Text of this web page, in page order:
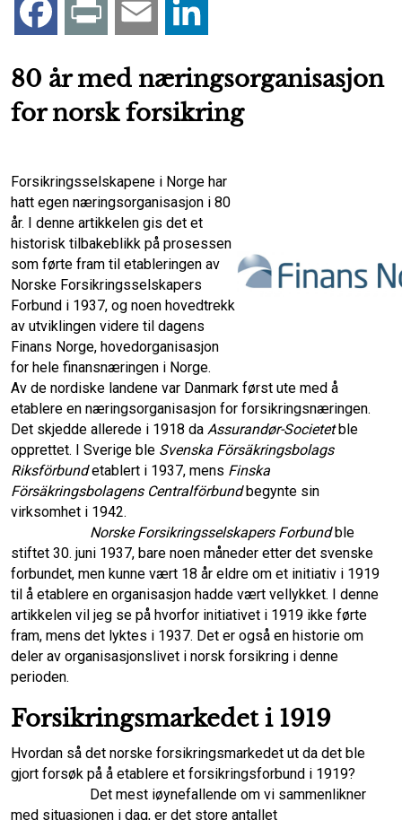
b
o
o
k
i
t l
n
e
I
n
80 år med næringsorganisasjon
for norsk forsikring
Forsikringsselskapene i Norge har
hatt egen næringsorganisasjon i 80
år. I denne artikkelen gis det et
historisk tilbakeblikk på prosessen
som førte fram til etableringen av
Norske Forsikringsselskapers
Forbund i 1937, og noen hovedtrekk
av utviklingen videre til dagens
Finans Norge, hovedorganisasjon
for hele finansnæringen i Norge.
Av de nordiske landene var Danmark først ute med å
etablere en næringsorganisasjon for forsikringsnæringen.
Det skjedde allerede i 1918 da Assurandør-Societetble
opprettet. I Sverige ble Svenska Försäkringsbolags
Riksförbundetablert i 1937, mens Finska
Försäkringsbolagens Centralförbundbegynte sin
virksomhet i 1942.
Norske Forsikringsselskapers Forbundble
stiftet 30. juni 1937, bare noen måneder etter det svenske
forbundet, men kunne vært 18 år eldre om et initiativ i 1919
til å etablere en organisasjon hadde vært vellykket. I denne
artikkelen vil jeg se på hvorfor initiativet i 1919 ikke førte
fram, mens det lyktes i 1937. Det er også en historie om
deler av organisasjonslivet i norsk forsikring i denne
perioden.
Forsikringsmarkedet i 1919
Hvordan så det norske forsikringsmarkedet ut da det ble
gjort forsøk på å etablere et forsikringsforbund i 1919?
Det mest iøynefallende om vi sammenlikner
med situasjonen i dag, er det store antallet